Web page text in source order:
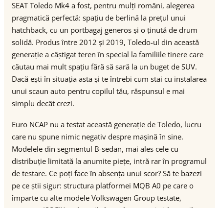
SEAT Toledo Mk4 a fost, pentru mulți români, alegerea
pragmatică perfectă: spațiu de berlină la prețul unui
hatchback, cu un portbagaj generos și o ținută de drum
solidă. Produs între 2012 și 2019, Toledo-ul din această
generație a câștigat teren în special la familiile tinere care
căutau mai mult spațiu fără să sară la un buget de SUV.
Dacă ești în situația asta și te întrebi cum stai cu instalarea
unui scaun auto pentru copilul tău, răspunsul e mai
simplu decât crezi.
Euro NCAP nu a testat această generație de Toledo, lucru
care nu spune nimic negativ despre mașină în sine.
Modelele din segmentul B-sedan, mai ales cele cu
distribuție limitată la anumite piețe, intră rar în programul
de testare. Ce poți face în absența unui scor? Să te bazezi
pe ce știi sigur: structura platformei MQB A0 pe care o
împarte cu alte modele Volkswagen Group testate,